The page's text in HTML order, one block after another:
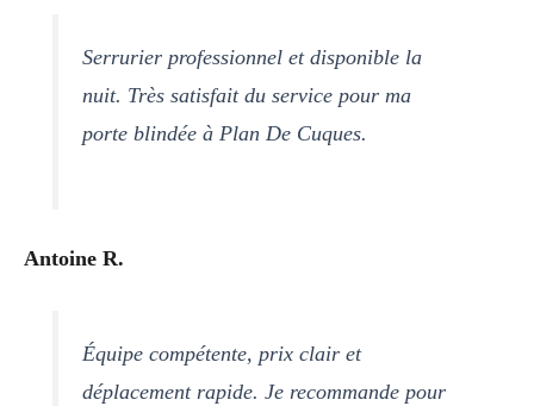
Serrurier professionnel et disponible la
nuit. Très satisfait du service pour ma
porte blindée à Plan De Cuques.
Antoine R.
Équipe compétente, prix clair et
déplacement rapide. Je recommande pour